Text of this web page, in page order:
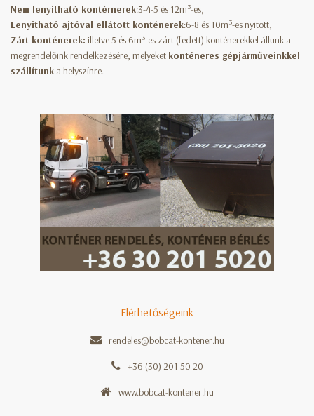
Nem lenyitható kontérnerek:3-4-5 és 12m3-es,
Lenyitható ajtóval ellátott konténerek:6-8 és 10m3-es nyitott,
Zárt konténerek: illetve 5 és 6m3-es zárt (fedett) konténerekkel állunk a
megrendelőink rendelkezésére, melyeket konténeres gépjárműveinkkel
szállítunk a helyszínre.
Elérhetőségeink
rendeles@bobcat-kontener.hu
+36 (30) 201 50 20
www.bobcat-kontener.hu